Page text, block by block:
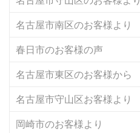
名古屋市南区のお客様より
春日市のお客様の声
名古屋市東区のお客様から
名古屋市守山区お客様より
岡崎市のお客様より